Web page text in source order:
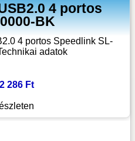
4 portos
BK
286 Ft